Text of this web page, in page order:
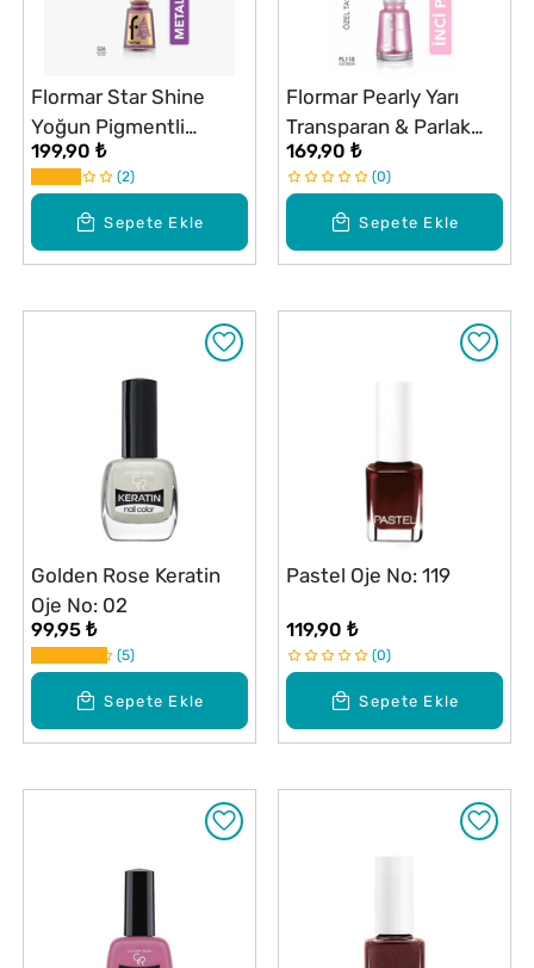
Sepete Ekle
Flormar Star Shine
Yoğun Pigmentli
Metalik Oje No: 026
199,90 ₺
2
Sepete Ekle
Flormar Pearly Yarı
Transparan & Parlak
Bitişli Sedefli Oje No:
118 Lilac Dreams
169,90 ₺
0
Sepete Ekle
Golden Rose Keratin
Oje No: 02
99,95 ₺
5
Sepete Ekle
Pastel Oje No: 119
119,90 ₺
0